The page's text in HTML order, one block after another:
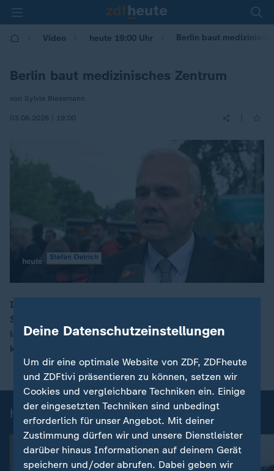
Video heute 19:00 Uhr Berlin baut
Berlin baut medizinisches Zentrum
von Sylvia Blessmann
03.06.2026 | 19:00
00:16
In Berlin entsteht ein Zentrum, das Forschung und
Start-ups im Bereich Gesundheit zusammenbringt. Ziel
ist es, wissenschaftliche Erkenntnisse schneller in
konkrete Therapien zu überführen.
heute 19:00 Uhr: Einzelbeiträge
Deine Datenschutzeinstellungen
Um dir eine optimale Website von ZDF, ZDFheute
und ZDFtivi präsentieren zu können, setzen wir
Cookies und vergleichbare Techniken ein. Einige
der eingesetzten Techniken sind unbedingt
erforderlich für unser Angebot. Mit deiner
Zustimmung dürfen wir und unsere Dienstleister
darüber hinaus Informationen auf deinem Gerät
speichern und/oder abrufen. Dabei geben wir